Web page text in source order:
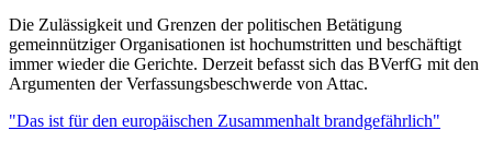
Die Zulässigkeit und Grenzen der politischen Betätigung
gemeinnütziger Organisationen ist hochumstritten und beschäftigt
immer wieder die Gerichte. Derzeit befasst sich das BVerfG mit den
Argumenten der Verfassungsbeschwerde von Attac.
"Das ist für den europäischen Zusammenhalt brandgefährlich"